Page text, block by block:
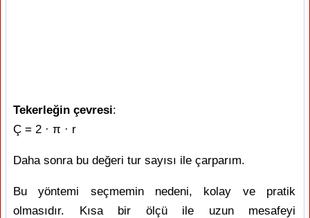
Tekerleğin çevresi:
Ç = 2 · π · r
Daha sonra bu değeri tur sayısı ile çarparım.
Bu yöntemi seçmemin nedeni, kolay ve pratik
olmasıdır. Kısa bir ölçü ile uzun mesafeyi